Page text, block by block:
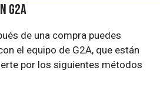
G2A
de una compra puedes
el equipo de G2A, que están
por los siguientes métodos